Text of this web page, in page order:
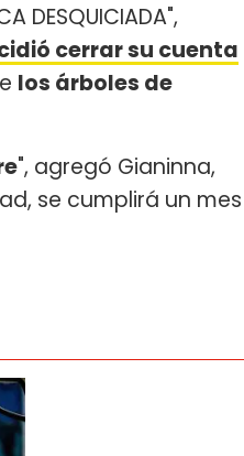
DESQUICIADA",
cerrar su cuenta
los árboles de
", agregó Gianinna,
se cumplirá un mes